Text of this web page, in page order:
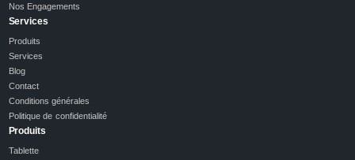
Nos Engagements
Services
Produits
Services
Blog
Contact
Conditions générales
Politique de confidentialité
Produits
Tablette